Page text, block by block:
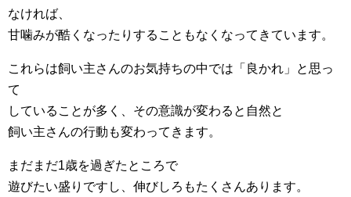
なければ、
甘噛みが酷くなったりすることもなくなってきています。
これらは飼い主さんのお気持ちの中では「良かれ」と思っ
て
していることが多く、その意識が変わると自然と
飼い主さんの行動も変わってきます。
まだまだ1歳を過ぎたところで
遊びたい盛りですし、伸びしろもたくさんあります。